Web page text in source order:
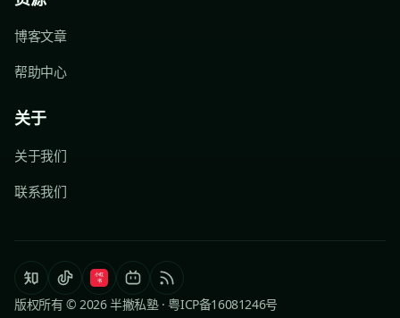
博客文章
帮助中心
关于
关于我们
联系我们
版权所有 © 2026 半撇私塾 ·粤ICP备16081246号